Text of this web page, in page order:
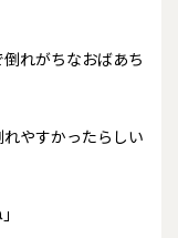
れがちなおばあち
れやすかったらしい